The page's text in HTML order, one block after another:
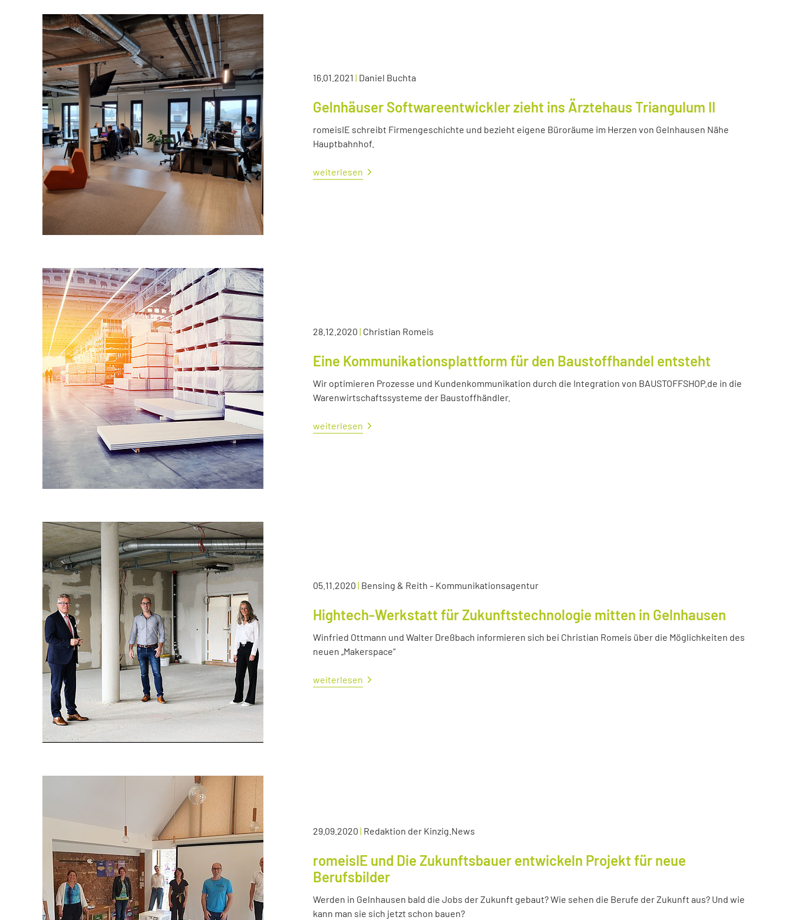
16.01.2021 | Daniel Buchta
Gelnhäuser Softwareentwickler zieht ins Ärztehaus Triangulum II
romeisIE schreibt Firmengeschichte und bezieht eigene Büroräume im Herzen von Gelnhausen Nähe
Hauptbahnhof.
weiterlesen
28.12.2020 | Christian Romeis
Eine Kommunikationsplattform für den Baustoffhandel entsteht
Wir optimieren Prozesse und Kundenkommunikation durch die Integration von BAUSTOFFSHOP.de in die
Warenwirtschaftssysteme der Baustoffhändler.
weiterlesen
05.11.2020 | Bensing & Reith – Kommunikationsagentur
Hightech-Werkstatt für Zukunftstechnologie mitten in Gelnhausen
Winfried Ottmann und Walter Dreßbach informieren sich bei Christian Romeis über die Möglichkeiten des
neuen „Makerspace“
weiterlesen
29.09.2020 | Redaktion der Kinzig.News
romeisIE und Die Zukunftsbauer entwickeln Projekt für neue
Berufsbilder
Werden in Gelnhausen bald die Jobs der Zukunft gebaut? Wie sehen die Berufe der Zukunft aus? Und wie
kann man sie sich jetzt schon bauen?